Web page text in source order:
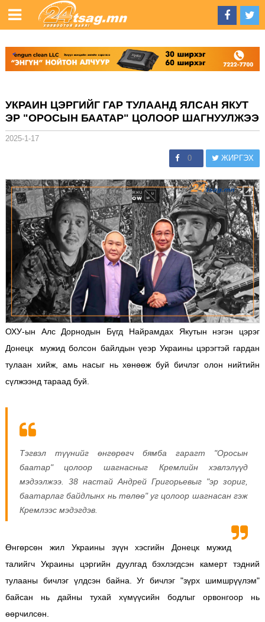
УКРАИН ЦЭРГИЙГ ГАР ТУЛААНД ЯЛСАН ЯКУТ
ЭР "ОРОСЫН БААТАР" ЦОЛООР ШАГНУУЛЖЭЭ
2025-1-17
0 ЖИРГЭХ
ОХУ-ын Алс Дорнодын Бүгд Найрамдах Якутын нэгэн цэрэг
Донецк мужид болсон байлдын үеэр Украины цэрэгтэй гардан
тулаан хийж, амь насыг нь хөнөөж буй бичлэг олон нийтийн
сүлжээнд тараад буй.
Тэгвэл түүнийг өнгөрөгч бямба гарагт "Оросын
баатар" цолоор шагнасныг Кремлийн хэвлэлүүд
мэдээлжээ. 38 настай Андрей Григорьевыг "эр зориг,
баатарлаг байдлынх нь төлөө" уг цолоор шагнасан гэж
Кремлээс мэдэгдэв.
Өнгөрсөн жил Украины зүүн хэсгийн Донецк мужид
талийгч Украины цэргийн дуулгад бэхлэгдсэн камерт тэдний
тулааны бичлэг үлдсэн байна. Уг бичлэг "зүрх шимшрүүлэм"
байсан нь дайны тухай хүмүүсийн бодлыг орвонгоор нь
өөрчилсөн.